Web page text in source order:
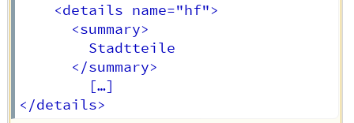
    <details name="hf">
      <summary>
        Stadtteile
      </summary>
        […]